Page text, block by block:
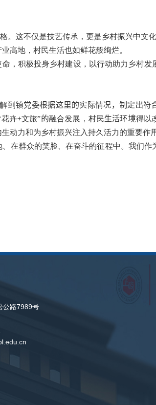
这不仅是技艺传承，更是乡村振兴中文化
高地，村民生活也如鲜花般绚烂。
，积极投身乡村建设，以行动助力乡村发
到镇党委根据这里的实际情况，制定出符
卉+文旅”的融合发展，村民生活环境得以
动力和为乡村振兴注入持久活力的重要作用
在群众的笑脸、在奋斗的征程中。我们作
公路7989号